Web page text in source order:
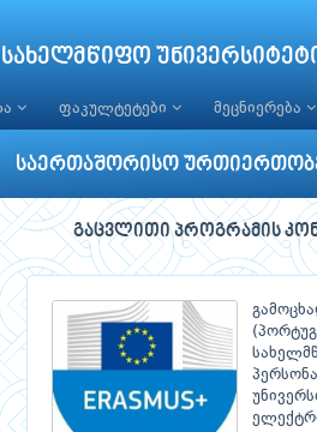
ფაკულტეტები მეცნიერება
საერთაშორისო
გაცვლითი პროგრამის